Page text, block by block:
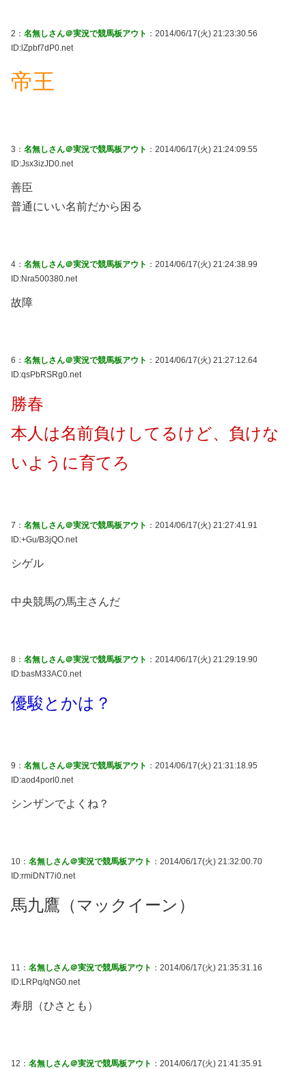
2： 名無しさん＠実況で競馬板アウト ：2014/06/17(火) 21:23:30.56
ID:lZpbf7dP0.net
帝王
3： 名無しさん＠実況で競馬板アウト ：2014/06/17(火) 21:24:09.55
ID:Jsx3izJD0.net
善臣
普通にいい名前だから困る
4： 名無しさん＠実況で競馬板アウト ：2014/06/17(火) 21:24:38.99
ID:Nra500380.net
故障
6： 名無しさん＠実況で競馬板アウト ：2014/06/17(火) 21:27:12.64
ID:qsPbRSRg0.net
勝春
本人は名前負けしてるけど、負けな
いように育てろ
7： 名無しさん＠実況で競馬板アウト ：2014/06/17(火) 21:27:41.91
ID:+Gu/B3jQO.net
シゲル
中央競馬の馬主さんだ
8： 名無しさん＠実況で競馬板アウト ：2014/06/17(火) 21:29:19.90
ID:basM33AC0.net
優駿とかは？
9： 名無しさん＠実況で競馬板アウト ：2014/06/17(火) 21:31:18.95
ID:aod4porl0.net
シンザンでよくね？
10： 名無しさん＠実況で競馬板アウト ：2014/06/17(火) 21:32:00.70
ID:rmiDNT7i0.net
馬九鷹（マックイーン）
11： 名無しさん＠実況で競馬板アウト ：2014/06/17(火) 21:35:31.16
ID:LRPq/qNG0.net
寿朋（ひさとも）
12： 名無しさん＠実況で競馬板アウト ：2014/06/17(火) 21:41:35.91